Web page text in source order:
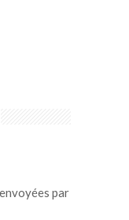
par